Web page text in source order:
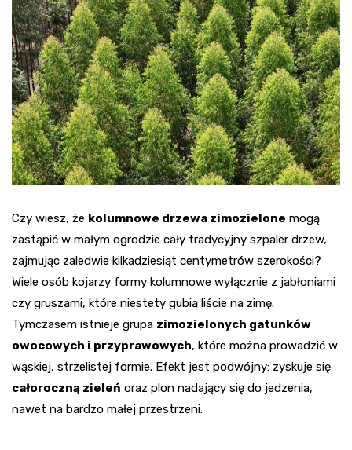
Czy wiesz, że kolumnowe drzewa zimozielone mogą
zastąpić w małym ogrodzie cały tradycyjny szpaler drzew,
zajmując zaledwie kilkadziesiąt centymetrów szerokości?
Wiele osób kojarzy formy kolumnowe wyłącznie z jabłoniami
czy gruszami, które niestety gubią liście na zimę.
Tymczasem istnieje grupa zimozielonych gatunków
owocowych i przyprawowych, które można prowadzić w
wąskiej, strzelistej formie. Efekt jest podwójny: zyskuje się
całoroczną zieleń oraz plon nadający się do jedzenia,
nawet na bardzo małej przestrzeni.